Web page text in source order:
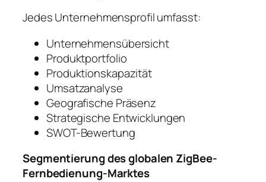
Jedes Unternehmensprofil umfasst:
Unternehmensübersicht
Produktportfolio
Produktionskapazität
Umsatzanalyse
Geografische Präsenz
Strategische Entwicklungen
SWOT-Bewertung
Segmentierung des globalen ZigBee-
Fernbedienung-Marktes